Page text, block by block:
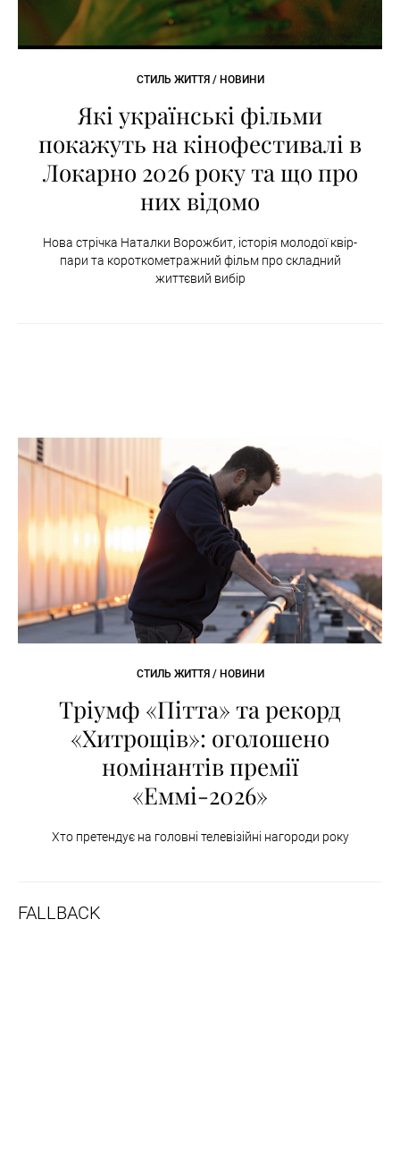
СТИЛЬ ЖИТТЯ / НОВИНИ
Які українські фільми
покажуть на кінофестивалі в
Локарно 2026 року та що про
них відомо
Нова стрічка Наталки Ворожбит, історія молодої квір-
пари та короткометражний фільм про складний
життєвий вибір
СТИЛЬ ЖИТТЯ / НОВИНИ
Тріумф «Пітта» та рекорд
«Хитрощів»: оголошено
номінантів премії
«Еммі-2026»
Хто претендує на головні телевізійні нагороди року
FALLBACK